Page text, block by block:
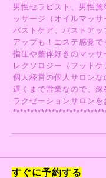
男性セラピスト、男性
ッサージ（オイルマッ
バストケア、バストア
アップも！エステ感覚で
指圧や整体好きのマッ
レクソロジー（フットケ
個人経営の個人サロンな
遅くまで営業なので、
ラクゼーションサロンを
すぐに予約する